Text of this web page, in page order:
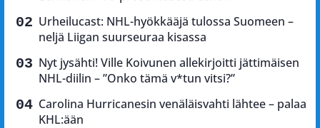
Urheilucast: NHL-hyökkääjä tulossa Suomeen –
neljä Liigan suurseuraa kisassa
Nyt jysähti! Ville Koivunen allekirjoitti jättimäisen
NHL-diilin – ”Onko tämä v*tun vitsi?”
Carolina Hurricanesin venäläisvahti lähtee – palaa
KHL:ään